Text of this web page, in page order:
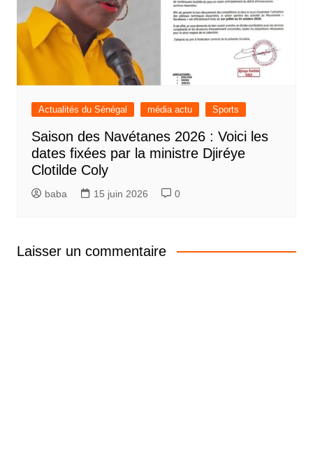
Actualités du Sénégal média actu Sports
Saison des Navétanes 2026 : Voici les
dates fixées par la ministre Djiréye
Clotilde Coly
baba 15 juin 2026 0
Laisser un commentaire